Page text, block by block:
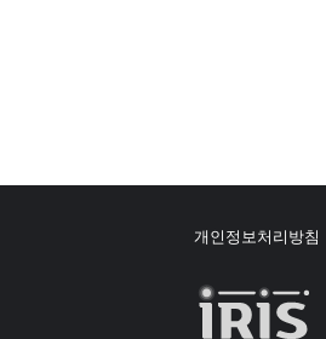
개인정보처리방침